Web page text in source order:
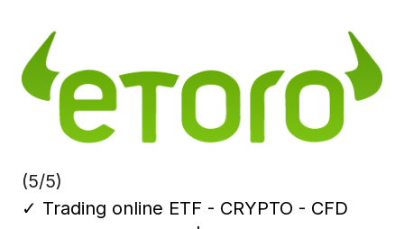
(5/5)
✓ Trading online ETF - CRYPTO - CFD